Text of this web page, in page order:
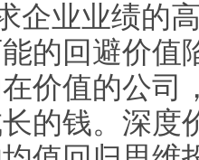
业业绩的
的回避价值
价值的公司
的钱。深度